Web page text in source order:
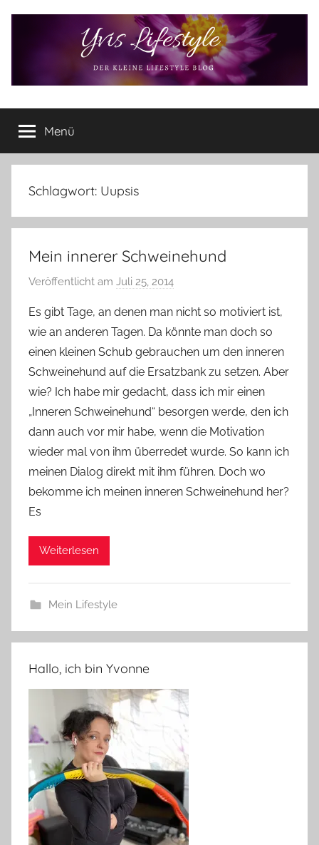
Yvis
Lifestyle
Lifestyle
Blog
–
Lifestyle,
Produkttests
vieles
Menü
Schlagwort: Uupsis
Mein innerer Schweinehund
Veröffentlicht am Juli 25, 2014
n
Y
v
o
n
n
e
Es gibt Tage, an denen man nicht so motiviert ist,
wie an anderen Tagen. Da könnte man doch so
einen kleinen Schub gebrauchen um den inneren
Schweinehund auf die Ersatzbank zu setzen. Aber
wie? Ich habe mir gedacht, dass ich mir einen
„Inneren Schweinehund“ besorgen werde, den ich
dann auch vor mir habe, wenn die Motivation
wieder mal von ihm überredet wurde. So kann ich
meinen Dialog direkt mit ihm führen. Doch wo
bekomme ich meinen inneren Schweinehund her?
Es
Weiterlesen
Mein Lifestyle
Hallo, ich bin Yvonne